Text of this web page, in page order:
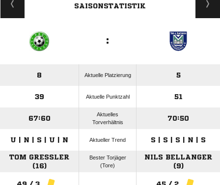
SAISONSTATISTIK
:
8 Aktuelle Platzierung 5
39 Aktuelle Punktzahl 51
67:60
Aktuelles
Torverhältnis
70:50
U | N | S | U | N Aktueller Trend S | S | S | N | S
TOM GRESSLER (
16)
Bester Torjäger
(Tore)
NILS BELLANGER
(9)